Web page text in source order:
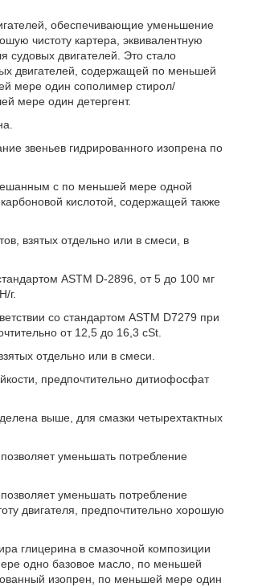
обеспечивающие уменьшение
чистоту картера, эквивалентную
судовых двигателей. Это стало
двигателей, содержащей по меньшей
мере один сополимер стирол/
мере один детергент.
звеньев гидрированного изопрена по
с по меньшей мере одной
кислотой, содержащей также
взятых отдельно или в смеси, в
ASTM D-2896, от 5 до 100 мг
г.
со стандартом ASTM D7279 при
от 12,5 до 16,3 cSt.
отдельно или в смеси.
предпочтительно дитиофосфат
выше, для смазки четырехтактных
уменьшать потребление
уменьшать потребление
двигателя, предпочтительно хорошую
глицерина в смазочной композиции
одно базовое масло, по меньшей
изопрен, по меньшей мере один